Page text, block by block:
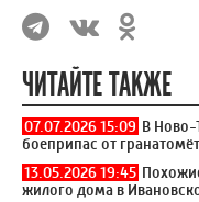
ЧИТАЙТЕ ТАКЖЕ
07.07.2026 15:09 В Ново-
боеприпас от
13.05.2026 19:45
жилого дома в